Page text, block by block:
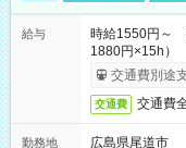
給与
時給1550円～
1880円×15h）
交通費別途
交通費 交通費
勤務地 広島県尾道市